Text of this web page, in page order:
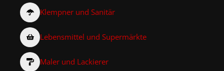
Klempner und Sanitär
Lebensmittel und Supermärkte
Maler und Lackierer